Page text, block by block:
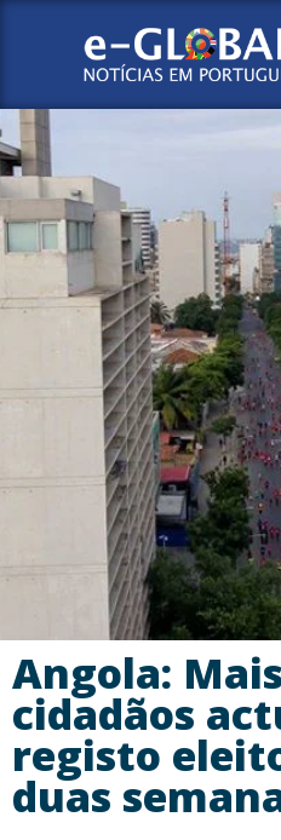
Angola:
cidadãos
registo
duas